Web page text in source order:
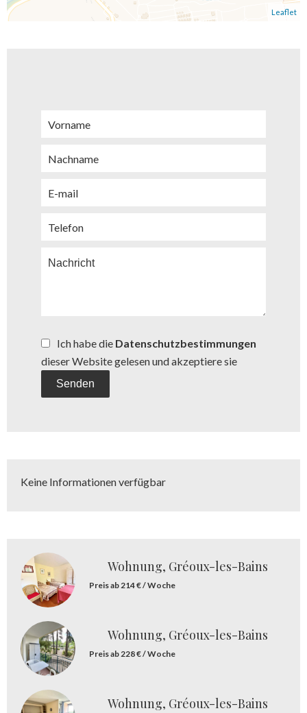
Leaflet
Ich habe die Datenschutzbestimmungen
dieser Website gelesen und akzeptiere sie
Senden
Keine Informationen verfügbar
Wohnung, Gréoux-les-Bains
Preis ab 214 € / Woche
Wohnung, Gréoux-les-Bains
Preis ab 228 € / Woche
Wohnung, Gréoux-les-Bains